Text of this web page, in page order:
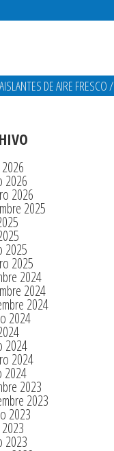
DE AIRE FRESCO/
2026
2026
2025
2025
2025
2024
2024
2024
2024
2024
2024
2024
2023
2023
2023
2023